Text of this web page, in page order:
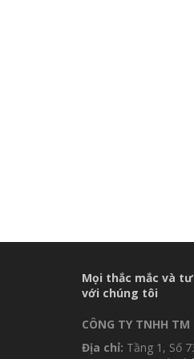
Mọi thắc mắc và
với chúng tôi
CÔNG TY TNHH TM
Địa chỉ: Tầng 1, Số